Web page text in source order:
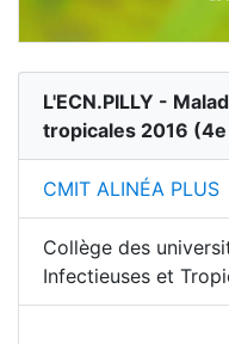
L'ECN.PILLY -
tropicales 2016 (4
CMIT ALINÉA PLUS
Collège des
Infectieuses et